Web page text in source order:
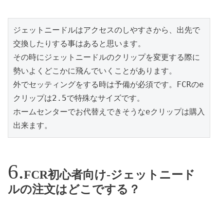
ジェットニードルはアクセスのしやすさから、出先で
交換したりする事はあると思います。
その時にジェットニードルのクリップを変更する際に
勢いよくどこかに飛んでいくことがあります。
外でセッティングをする時は予備が必須です。FCRのe
クリップは2.5で特殊なサイズです。
ホームセンターでお代替えできそうなeクリップは購入
出来ます。
FCR初心者向け-ジェットニード
ルの注文はどこでする？